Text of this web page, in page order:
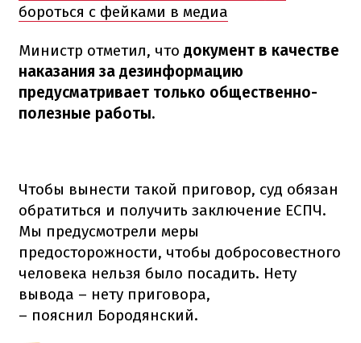
бороться с фейками в медиа
Министр отметил, что документ в качестве
наказания за дезинформацию
предусматривает только общественно-
полезные работы.
Чтобы вынести такой приговор, суд обязан
обратиться и получить заключение ЕСПЧ.
Мы предусмотрели меры
предосторожности, чтобы добросовестного
человека нельзя было посадить. Нету
вывода – нету приговора,
– пояснил Бородянский.